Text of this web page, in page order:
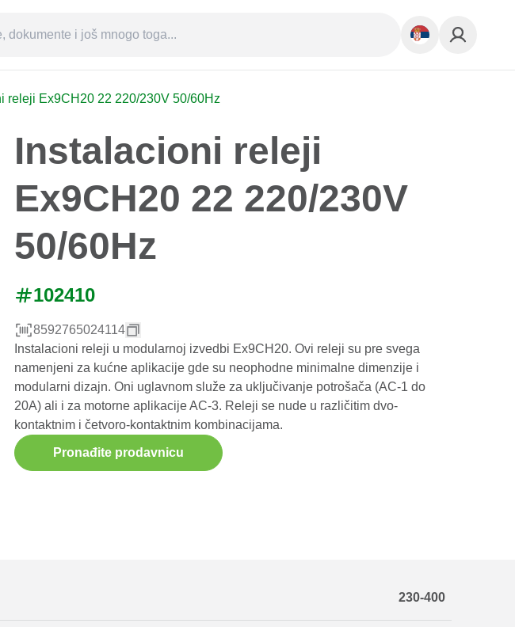
releji Ex9CH20 22 220/230V 50/60Hz
Instalacioni releji
Ex9CH20 22 220/230V
50/60Hz
102410
8592765024114
Instalacioni releji u modularnoj izvedbi Ex9CH20. Ovi releji su pre svega
namenjeni za kućne aplikacije gde su neophodne minimalne dimenzije i
modularni dizajn. Oni uglavnom služe za uključivanje potrošača (AC-1 do
20A) ali i za motorne aplikacije AC-3. Releji se nude u različitim dvo-
kontaktnim i četvoro-kontaktnim kombinacijama.
Pronađite prodavnicu
230-400